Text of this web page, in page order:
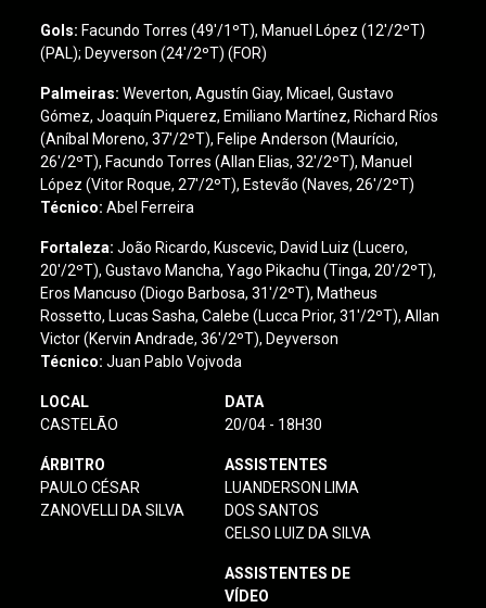
Gols: Facundo Torres (49'/1ºT), Manuel López (12'/2ºT)
(PAL); Deyverson (24'/2ºT) (FOR)
Palmeiras: Weverton, Agustín Giay, Micael, Gustavo
Gómez, Joaquín Piquerez, Emiliano Martínez, Richard Ríos
(Aníbal Moreno, 37'/2ºT), Felipe Anderson (Maurício,
26'/2ºT), Facundo Torres (Allan Elias, 32'/2ºT), Manuel
López (Vitor Roque, 27'/2ºT), Estevão (Naves, 26'/2ºT)
Técnico: Abel Ferreira
Fortaleza:João Ricardo, Kuscevic, David Luiz (Lucero,
20'/2ºT), Gustavo Mancha, Yago Pikachu (Tinga, 20'/2ºT),
Eros Mancuso (Diogo Barbosa, 31'/2ºT), Matheus
Rossetto, Lucas Sasha, Calebe (Lucca Prior, 31'/2ºT), Allan
Victor (Kervin Andrade, 36'/2ºT), Deyverson
Técnico: Juan Pablo Vojvoda
LOCAL
CASTELÃO
DATA
20/04 - 18H30
ÁRBITRO
PAULO CÉSAR
ZANOVELLI DA SILVA
ASSISTENTES
LUANDERSON LIMA
DOS SANTOS
CELSO LUIZ DA SILVA
ASSISTENTES DE
VÍDEO